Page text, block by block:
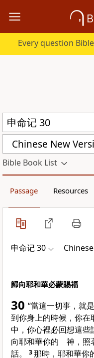
Chinese New
Bible Book List
Passage Resources
申命记 30
歸向耶和華必蒙賜福
30 “當這一切事，就
到你身上的時候，你
中，你心裡必回想這些
向耶和華你的 神，照
話。
3那時，耶和華你